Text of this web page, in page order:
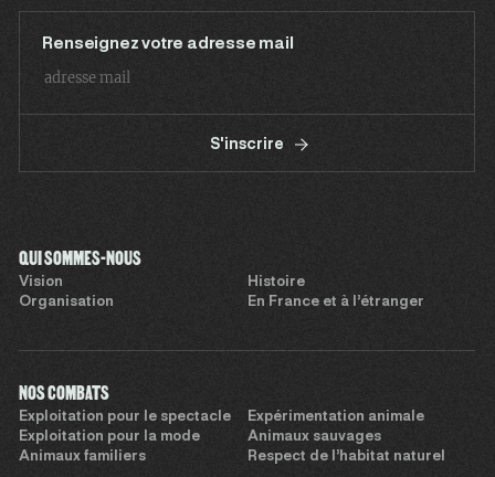
Renseignez votre adresse mail
S'inscrire
QUI SOMMES-NOUS
Vision
Histoire
Organisation
En France et à l’étranger
NOS COMBATS
Exploitation pour le spectacle
Expérimentation animale
Exploitation pour la mode
Animaux sauvages
Animaux familiers
Respect de l’habitat naturel